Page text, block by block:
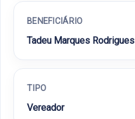
BENEFICIÁRIO
Tadeu Marques Rodrigues
TIPO
Vereador